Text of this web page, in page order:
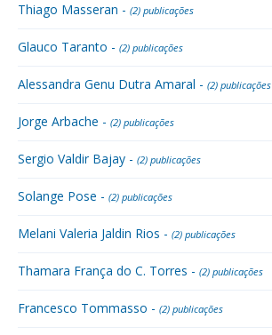
Thiago Masseran - (2) publicações
Glauco Taranto - (2) publicações
Alessandra Genu Dutra Amaral - (2) publicações
Jorge Arbache - (2) publicações
Sergio Valdir Bajay - (2) publicações
Solange Pose - (2) publicações
Melani Valeria Jaldin Rios - (2) publicações
Thamara França do C. Torres - (2) publicações
Francesco Tommasso - (2) publicações